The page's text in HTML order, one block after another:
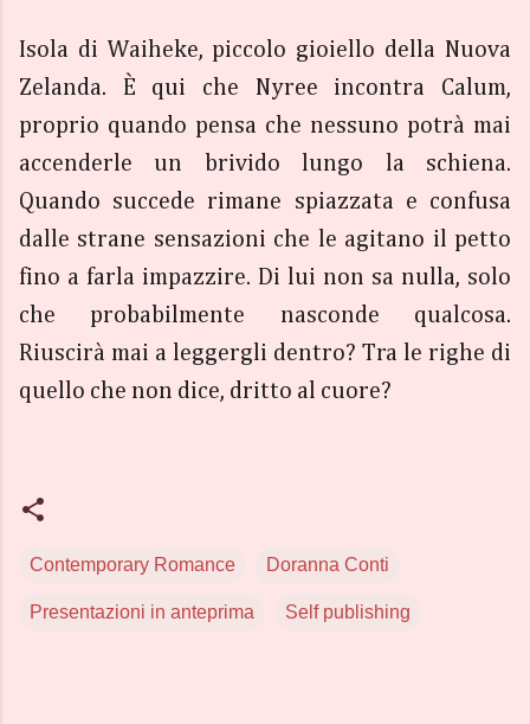
Isola di Waiheke, piccolo gioiello della Nuova
Zelanda. È qui che Nyree incontra Calum,
proprio quando pensa che nessuno potrà mai
accenderle un brivido lungo la schiena.
Quando succede rimane spiazzata e confusa
dalle strane sensazioni che le agitano il petto
fino a farla impazzire. Di lui non sa nulla, solo
che probabilmente nasconde qualcosa.
Riuscirà mai a leggergli dentro? Tra le righe di
quello che non dice, dritto al cuore?
Contemporary Romance Doranna Conti
Presentazioni in anteprima Self publishing